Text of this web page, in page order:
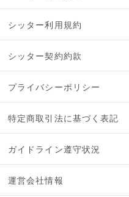
シッター利用規約
シッター契約約款
プライバシーポリシー
特定商取引法に基づく表記
ガイドライン遵守状況
運営会社情報